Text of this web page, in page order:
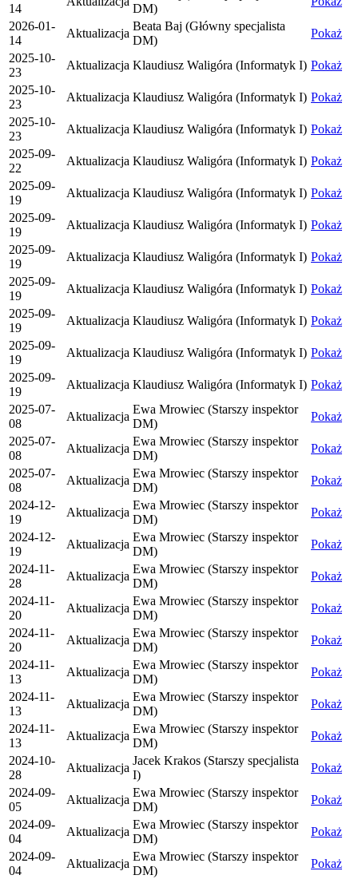
14
DM)
2026-01-
14
Aktualizacja
Beata Baj (Główny specjalista
DM)
Pokaż
2025-10-
23
Aktualizacja Klaudiusz Waligóra (Informatyk I) Pokaż
2025-10-
23
Aktualizacja Klaudiusz Waligóra (Informatyk I) Pokaż
2025-10-
23
Aktualizacja Klaudiusz Waligóra (Informatyk I) Pokaż
2025-09-
22
Aktualizacja Klaudiusz Waligóra (Informatyk I) Pokaż
2025-09-
19
Aktualizacja Klaudiusz Waligóra (Informatyk I) Pokaż
2025-09-
19
Aktualizacja Klaudiusz Waligóra (Informatyk I) Pokaż
2025-09-
19
Aktualizacja Klaudiusz Waligóra (Informatyk I) Pokaż
2025-09-
19
Aktualizacja Klaudiusz Waligóra (Informatyk I) Pokaż
2025-09-
19
Aktualizacja Klaudiusz Waligóra (Informatyk I) Pokaż
2025-09-
19
Aktualizacja Klaudiusz Waligóra (Informatyk I) Pokaż
2025-09-
19
Aktualizacja Klaudiusz Waligóra (Informatyk I) Pokaż
2025-07-
08
Aktualizacja
Ewa Mrowiec (Starszy inspektor
DM)
Pokaż
2025-07-
08
Aktualizacja
Ewa Mrowiec (Starszy inspektor
DM)
Pokaż
2025-07-
08
Aktualizacja
Ewa Mrowiec (Starszy inspektor
DM)
Pokaż
2024-12-
19
Aktualizacja
Ewa Mrowiec (Starszy inspektor
DM)
Pokaż
2024-12-
19
Aktualizacja
Ewa Mrowiec (Starszy inspektor
DM)
Pokaż
2024-11-
28
Aktualizacja
Ewa Mrowiec (Starszy inspektor
DM)
Pokaż
2024-11-
20
Aktualizacja
Ewa Mrowiec (Starszy inspektor
DM)
Pokaż
2024-11-
20
Aktualizacja
Ewa Mrowiec (Starszy inspektor
DM)
Pokaż
2024-11-
13
Aktualizacja
Ewa Mrowiec (Starszy inspektor
DM)
Pokaż
2024-11-
13
Aktualizacja
Ewa Mrowiec (Starszy inspektor
DM)
Pokaż
2024-11-
13
Aktualizacja
Ewa Mrowiec (Starszy inspektor
DM)
Pokaż
2024-10-
28
Aktualizacja
Jacek Krakos (Starszy specjalista
I)
Pokaż
2024-09-
05
Aktualizacja
Ewa Mrowiec (Starszy inspektor
DM)
Pokaż
2024-09-
04
Aktualizacja
Ewa Mrowiec (Starszy inspektor
DM)
Pokaż
2024-09-
04
Aktualizacja
Ewa Mrowiec (Starszy inspektor
DM)
Pokaż